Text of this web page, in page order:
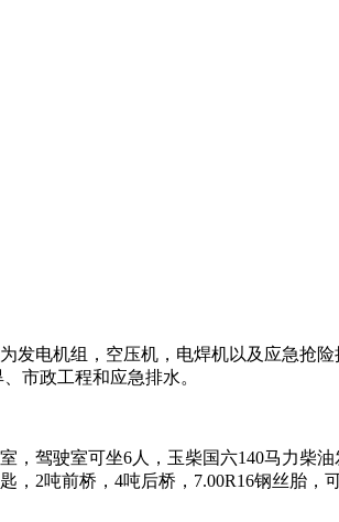
电机组，空压机，电焊机以及应急抢
市政工程和应急排水。
驶室可坐6人，玉柴国六140马力柴油
2吨前桥，4吨后桥，7.00R16钢丝胎，